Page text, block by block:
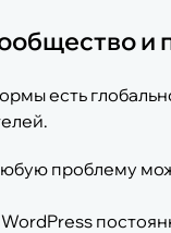
и
есть
проблему